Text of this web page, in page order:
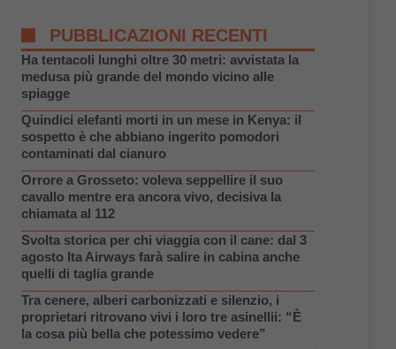
PUBBLICAZIONI RECENTI
Ha tentacoli lunghi oltre 30 metri: avvistata la
medusa più grande del mondo vicino alle
spiagge
Quindici elefanti morti in un mese in Kenya: il
sospetto è che abbiano ingerito pomodori
contaminati dal cianuro
Orrore a Grosseto: voleva seppellire il suo
cavallo mentre era ancora vivo, decisiva la
chiamata al 112
Svolta storica per chi viaggia con il cane: dal 3
agosto Ita Airways farà salire in cabina anche
quelli di taglia grande
Tra cenere, alberi carbonizzati e silenzio, i
proprietari ritrovano vivi i loro tre asinellii: “È
la cosa più bella che potessimo vedere”